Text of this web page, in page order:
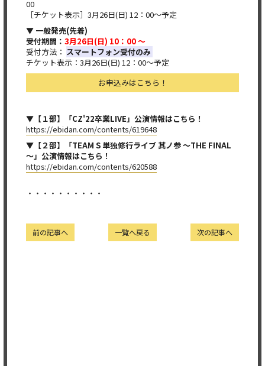
00
［チケット表示］3月26日(日) 12：00～予定
▼ 一般発売(先着)
受付期間： 3月26日(日) 10：00 ～
受付方法： スマートフォン受付のみ
チケット表示：3月26日(日) 12：00～予定
お申込みはこちら！
▼ 【１部】「CZ'22卒業LIVE」公演情報はこちら！
https://ebidan.com/contents/619648
▼ 【２部】「TEAM S 単独修行ライブ 其ノ参 ～THE FINAL
～」公演情報はこちら！
https://ebidan.com/contents/620588
・・・・・・・・・・
次の記事へ
一覧へ戻る
前の記事へ